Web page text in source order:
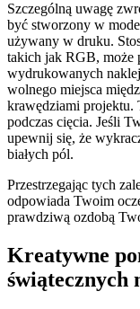
Szczególną uwagę
być stworzony w
używany w druku.
takich jak RGB, może
wydrukowanych
wolnego miejsca
krawędziami projektu.
podczas cięcia. Jeśli
upewnij się, że
białych pól.
Przestrzegając tych
odpowiada Twoim
prawdziwą ozdobą
Kreatywne
świątecznych